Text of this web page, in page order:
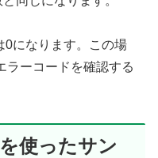
0になります。この場
ラーコードを確認する
使ったサン